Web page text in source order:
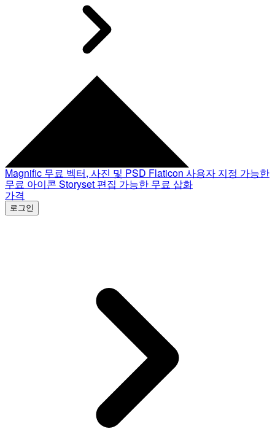
Magnific 무료 벡터, 사진 및 PSD Flaticon 사용자 지정 가능한
무료 아이콘 Storyset 편집 가능한 무료 삽화
가격
로그인